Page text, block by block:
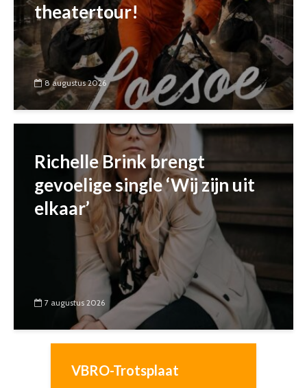
theatertour!
8 augustus 2026
Richelle Brink brengt
gevoelige single ‘Wij zijn uit
elkaar’
7 augustus 2026
VBRO-Trotsplaat